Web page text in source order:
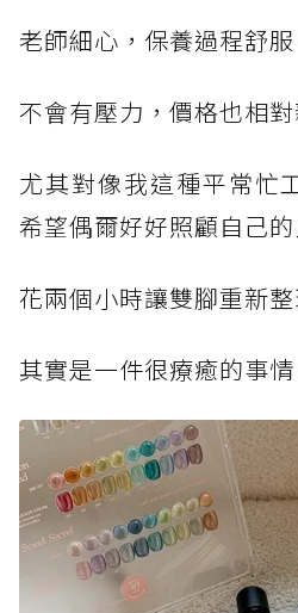
老師細心，保養過程舒服
不會有壓力，價格也相對
尤其對像我這種平常忙
希望偶爾好好照顧自己的
花兩個小時讓雙腳重新整
其實是一件很療癒的事情